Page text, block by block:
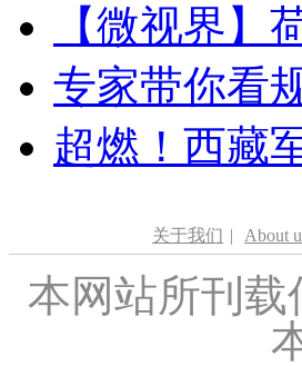
【微视界】
专家带你看
超燃！西藏
关于我们 | About
本网站所刊